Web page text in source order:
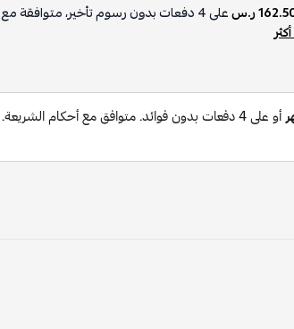
ر.س على4دفعات بدون رسوم تأخير، متوافقة مع